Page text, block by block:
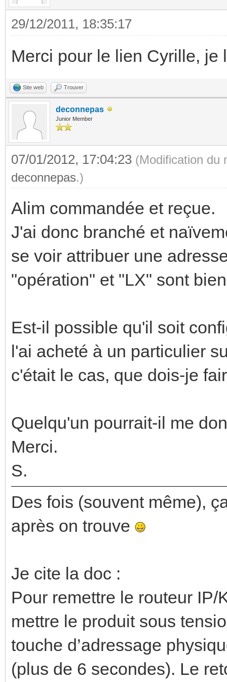
29/12/2011, 18:35:17
Merci pour le lien Cyrille, je
Site web Trouver
deconnepas
Junior Member
07/01/2012, 17:04:23 (Modification du
deconnepas.)
Alim commandée et reçue.
J'ai donc branché et
se voir attribuer une
"opération" et "LX" sont
Est-il possible qu'il soit
l'ai acheté à un particulier
c'était le cas, que dois-je
Quelqu'un pourrait-il me
Merci.
S.
Des fois (souvent même),
après on trouve
Je cite la doc :
Pour remettre le routeur
mettre le produit sous
touche d’adressage
(plus de 6 secondes). Le